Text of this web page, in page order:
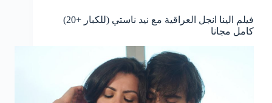
فيلم الينا انجل العراقية مع نيد ناستي (للكبار +20)
كامل مجانا